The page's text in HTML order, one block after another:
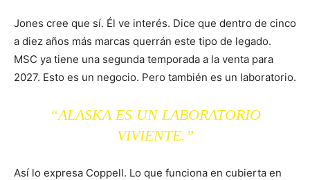
Jones cree que sí. Él ve interés. Dice que dentro de cinco
a diez años más marcas querrán este tipo de legado.
MSC ya tiene una segunda temporada a la venta para
2027. Esto es un negocio. Pero también es un laboratorio.
“ALASKA ES UN LABORATORIO
VIVIENTE.”
Así lo expresa Coppell. Lo que funciona en cubierta en